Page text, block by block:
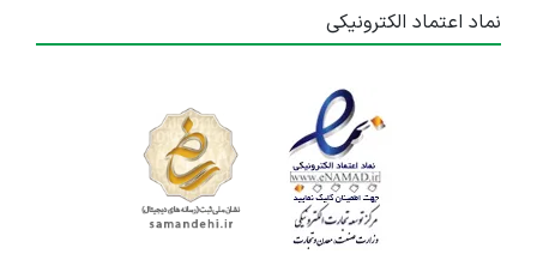
نماد اعتماد الکترونیکی